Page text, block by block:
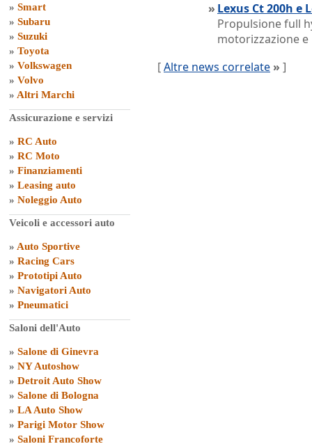
» Smart
» Subaru
» Suzuki
» Toyota
» Volkswagen
» Volvo
» Altri Marchi
Assicurazione e servizi
» RC Auto
» RC Moto
» Finanziamenti
» Leasing auto
» Noleggio Auto
Veicoli e accessori auto
» Auto Sportive
» Racing Cars
» Prototipi Auto
» Navigatori Auto
» Pneumatici
Saloni dell'Auto
» Salone di Ginevra
» NY Autoshow
» Detroit Auto Show
» Salone di Bologna
» LA Auto Show
» Parigi Motor Show
» Saloni Francoforte
» Lexus Ct 200h e
Propulsione full
motorizzazione e
[Altre news correlate » ]